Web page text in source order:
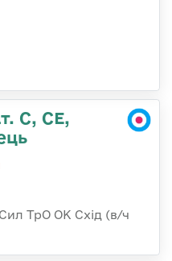
С, СЕ,
ТрО ОК Схід (в/ч